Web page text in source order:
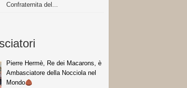
Confraternita del...
Pierre Hermè, Re dei Macarons, è
Ambasciatore della Nocciola nel
Mondo